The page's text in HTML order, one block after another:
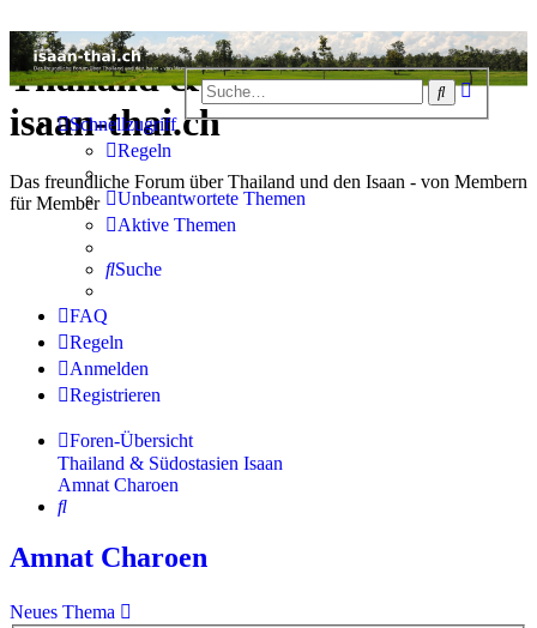
Suche
Thailand & Isaan Forum -
isaan-thai.ch
Das freundliche Forum über Thailand und den Isaan - von Membern
für Member
Schnellzugriff
Regeln
Unbeantwortete Themen
Aktive Themen
Suche
FAQ
Regeln
Anmelden
Registrieren
Foren-Übersicht
Thailand & Südostasien Isaan
Amnat Charoen
Suche
Amnat Charoen
Neues Thema